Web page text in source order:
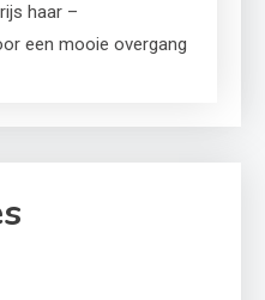
haar –
een mooie overgang